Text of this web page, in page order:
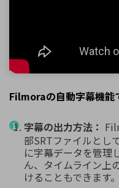
Filmoraの自動字幕機能
字幕の出力方法：
部SRTファイルとし
に字幕データを管理
ん、タイムライン上
けることもできます。